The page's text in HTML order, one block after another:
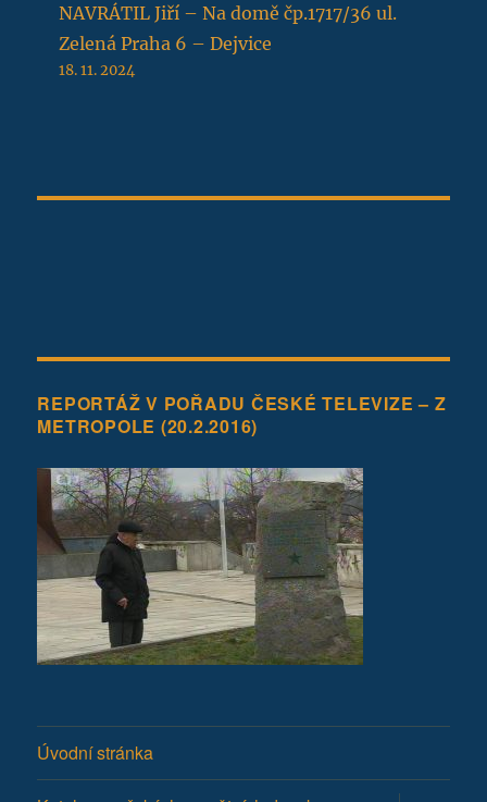
NAVRÁTIL Jiří – Na domě čp.1717/36 ul.
Zelená Praha 6 – Dejvice
18. 11. 2024
REPORTÁŽ V POŘADU ČESKÉ TELEVIZE – Z
METROPOLE (20.2.2016)
Úvodní stránka